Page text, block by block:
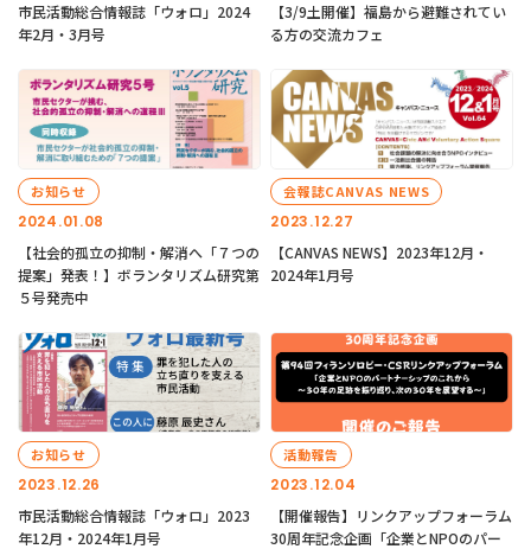
市民活動総合情報誌「ウォロ」2024
年2月・3月号
【3/9土開催】福島から避難されてい
る方の交流カフェ
2024.01.08
お知らせ
【社会的孤立の抑制・解消へ「７つの
提案」発表！】ボランタリズム研究第
５号発売中
2023.12.27
会報誌CANVAS NEWS
【CANVAS NEWS】2023年12月・
2024年1月号
2023.12.26
お知らせ
市民活動総合情報誌「ウォロ」2023
年12月・2024年1月号
2023.12.04
活動報告
【開催報告】リンクアップフォーラム
30周年記念企画「企業とNPOのパー